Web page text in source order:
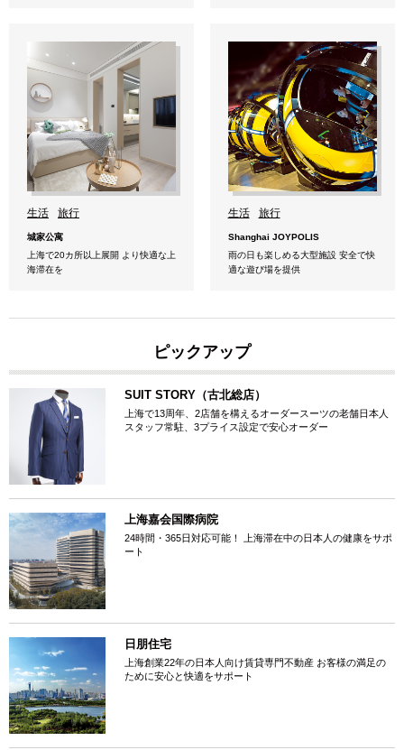
生活 旅行
城家公寓
上海で20カ所以上展開 より快適な上
海滞在を
生活 旅行
Shanghai JOYPOLIS
雨の日も楽しめる大型施設 安全で快
適な遊び場を提供
ピックアップ
SUIT STORY（古北総店）
上海で13周年、2店舗を構えるオーダースーツの老舗日本人
スタッフ常駐、3プライス設定で安心オーダー
上海嘉会国際病院
24時間・365日対応可能！ 上海滞在中の日本人の健康をサポ
ート
日朋住宅
上海創業22年の日本人向け賃貸専門不動産 お客様の満足の
ために安心と快適をサポート